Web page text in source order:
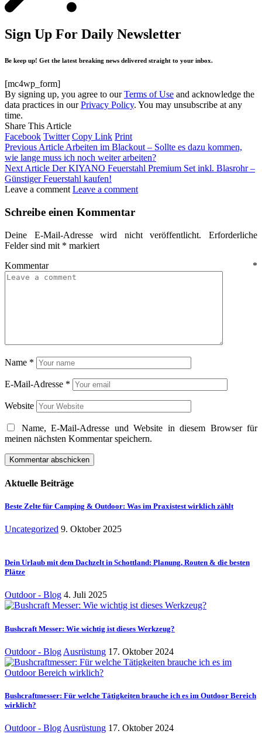
Sign Up For Daily Newsletter
Be keep up! Get the latest breaking news delivered straight to your inbox.
[mc4wp_form]
By signing up, you agree to ourTerms of Use and acknowledge the
data practices in ourPrivacy Policy. You may unsubscribe at any
time.
Share This Article
Facebook Twitter Copy Link Print
Previous Article Arbeiten im Blackout – Sollte es dazu kommen,
wie lange muss ich noch weiter arbeiten?
Next Article Der KIYANO Feuerstahl Premium Set inkl. Blasrohr –
Günstiger Feuerstahl kaufen!
Leave a comment Leave a comment
Schreibe einen Kommentar
Deine E-Mail-Adresse wird nicht veröffentlicht.
Erforderliche
Felder sind mit * markiert
Kommentar *
Name *
E-Mail-Adresse *
Website
Name, E-Mail-Adresse und Website in diesem Browser für
meinen nächsten Kommentar speichern.
Aktuelle Beiträge
Beste Zelte für Camping & Outdoor: Was im Praxistest wirklich zählt
Uncategorized 9. Oktober 2025
Dein Urlaub mit dem Dachzelt in Schottland: Planung, Routen & die besten
Plätze
Outdoor - Blog 4. Juli 2025
Bushcraft Messer: Wie wichtig ist dieses Werkzeug?
Outdoor - Blog Ausrüstung 17. Oktober 2024
Bushcraftmesser: Für welche Tätigkeiten brauche ich es im Outdoor Bereich
wirklich?
Outdoor - Blog Ausrüstung 17. Oktober 2024